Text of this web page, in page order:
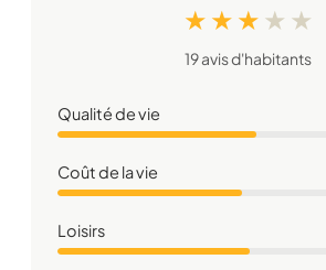
★ ★ ★ ★ ★
19 avis d'habitants
Qualité de vie
Coût de la vie
Loisirs